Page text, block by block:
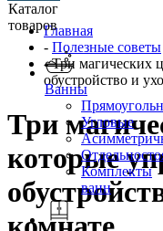
Каталог
товаров
Ванны
Угловые
Комплекты
ванн
Главная
- Полезные советы
- Три магических
обустройство и
Три
которые